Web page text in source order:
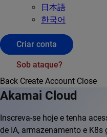
日本語
한국어
Criar conta
Sob ataque?
Back Create Account Close
Akamai Cloud
Inscreva-se hoje e tenha
de IA, armazenamento e